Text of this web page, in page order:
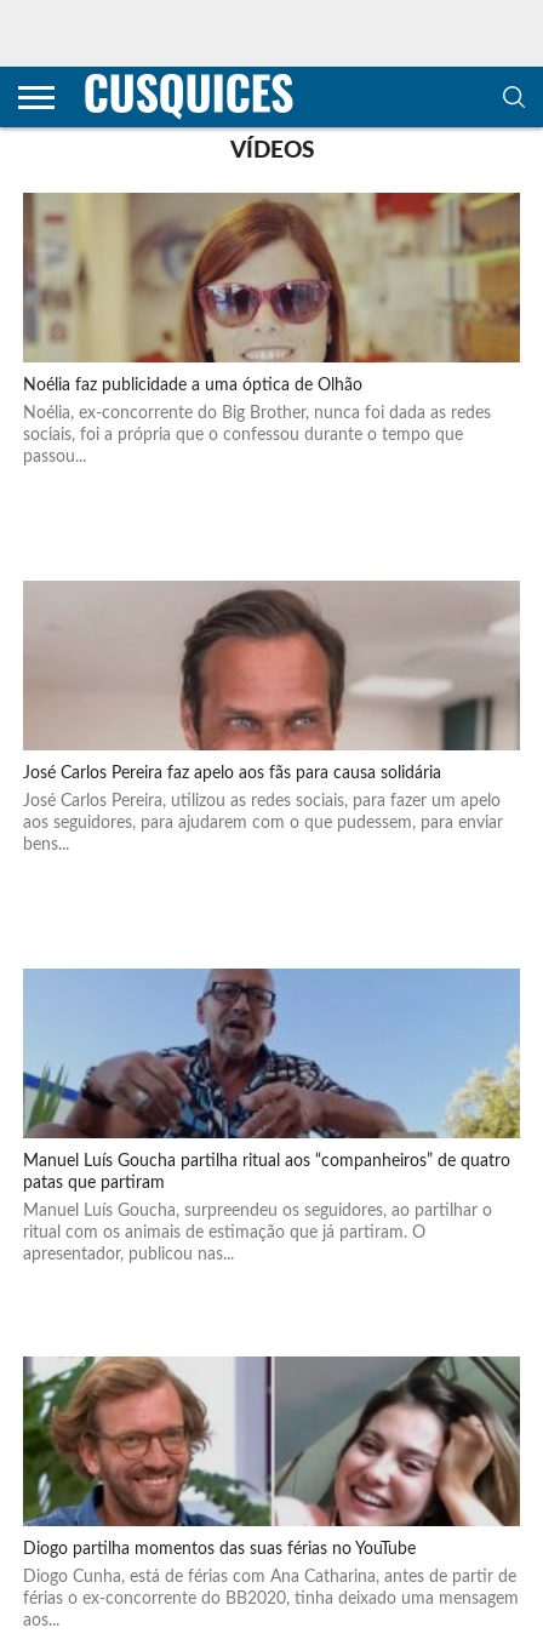
CONTACTOS
HOME
POLÍTICA DE
E COOKIES
SOBRE
TERMOS E
TRANSPARÊNCIA
METODOLOGIA
VÍDEOS
Noélia faz publicidade a uma óptica de Olhão
Noélia, ex-concorrente do Big Brother, nunca foi dada as redes
sociais, foi a própria que o confessou durante o tempo que
passou...
José Carlos Pereira faz apelo aos fãs para causa solidária
José Carlos Pereira, utilizou as redes sociais, para fazer um apelo
aos seguidores, para ajudarem com o que pudessem, para enviar
bens...
Manuel Luís Goucha partilha ritual aos “companheiros” de quatro
patas que partiram
Manuel Luís Goucha, surpreendeu os seguidores, ao partilhar o
ritual com os animais de estimação que já partiram. O
apresentador, publicou nas...
Diogo partilha momentos das suas férias no YouTube
Diogo Cunha, está de férias com Ana Catharina, antes de partir de
férias o ex-concorrente do BB2020, tinha deixado uma mensagem
aos...